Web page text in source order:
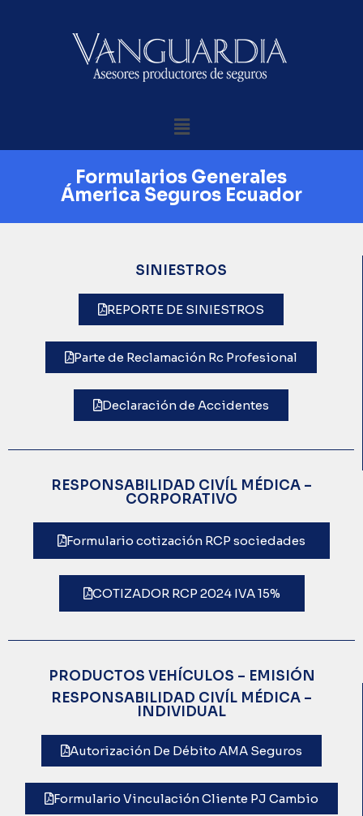
Formularios Generales
Ámerica Seguros Ecuador
SINIESTROS
REPORTE DE SINIESTROS
Parte de Reclamación Rc Profesional
Declaración de Accidentes
RESPONSABILIDAD CIVÍL MÉDICA –
CORPORATIVO
Formulario cotización RCP sociedades
COTIZADOR RCP 2024 IVA 15%
PRODUCTOS VEHÍCULOS – EMISIÓN
RESPONSABILIDAD CIVÍL MÉDICA –
INDIVIDUAL
Autorización De Débito AMA Seguros
Formulario Vinculación Cliente PJ Cambio